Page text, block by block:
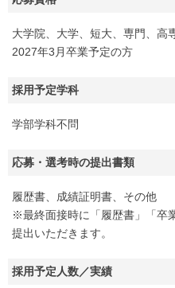
大学院、大学、短大、専門、高
2027年3月卒業予定の方
採用予定学科
学部学科不問
応募・選考時の提出書類
履歴書、成績証明書、その他
※最終面接時に「履歴書」「卒
提出いただきます。
採用予定人数／実績